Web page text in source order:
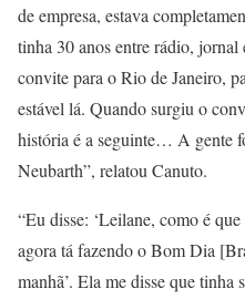
de empresa, estava
tinha 30 anos entre rádio,
convite para o Rio de Janeiro,
estável lá. Quando surgiu o
história é a seguinte… A gente
Neubarth”, relatou Canuto.
“Eu disse: ‘Leilane, como é
agora tá fazendo o Bom Dia
manhã’. Ela me disse que tinha